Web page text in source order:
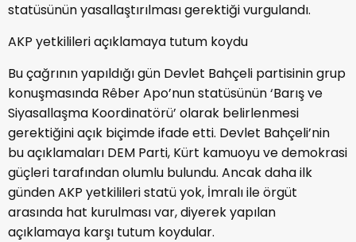
statüsünün yasallaştırılması gerektiği vurgulandı.
AKP yetkilileri açıklamaya tutum koydu
Bu çağrının yapıldığı gün Devlet Bahçeli partisinin grup
konuşmasında Rêber Apo’nun statüsünün ‘Barış ve
Siyasallaşma Koordinatörü’ olarak belirlenmesi
gerektiğini açık biçimde ifade etti. Devlet Bahçeli’nin
bu açıklamaları DEM Parti, Kürt kamuoyu ve demokrasi
güçleri tarafından olumlu bulundu. Ancak daha ilk
günden AKP yetkilileri statü yok, İmralı ile örgüt
arasında hat kurulması var, diyerek yapılan
açıklamaya karşı tutum koydular.